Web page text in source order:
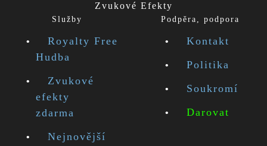
Zvukové Efekty
Služby
Royalty Free
Hudba
Zvukové
efekty
zdarma
Nejnovější
Podpěra, podpora
Kontakt
Politika
Soukromí
Darovat